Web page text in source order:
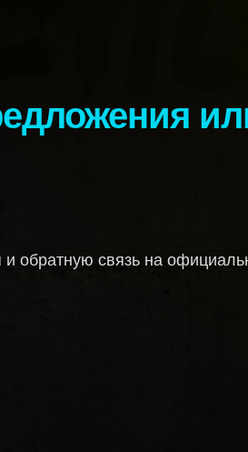
обратную связь на